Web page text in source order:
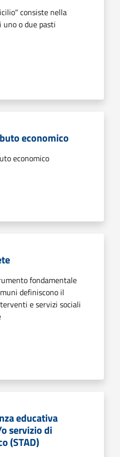
consiste nella
uno o due pasti
economico
economico
fondamentale
definiscono il
e servizi sociali
educativa
servizio di
(STAD)